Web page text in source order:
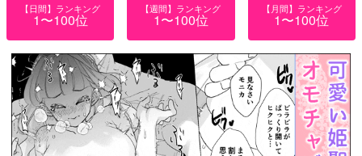
【日間】ランキング
1〜100位
【週間】ランキング
1〜100位
【月間】ランキング
1〜100位